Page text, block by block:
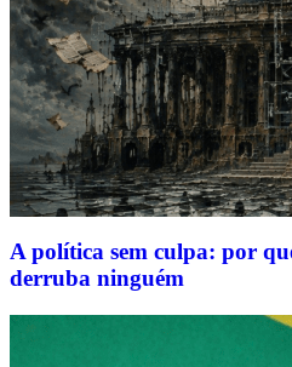
A política sem culpa: por
derruba ninguém